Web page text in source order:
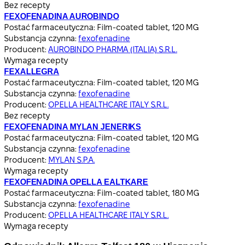
Bez recepty
FEXOFENADINA AUROBINDO
Postać farmaceutyczna: Film-coated tablet, 120 MG
Substancja czynna:fexofenadine
Producent: AUROBINDO PHARMA (ITALIA) S.R.L.
Wymaga recepty
FEXALLEGRA
Postać farmaceutyczna: Film-coated tablet, 120 MG
Substancja czynna:fexofenadine
Producent: OPELLA HEALTHCARE ITALY S.R.L.
Bez recepty
FEXOFENADINA MYLAN JENERIKS
Postać farmaceutyczna: Film-coated tablet, 120 MG
Substancja czynna:fexofenadine
Producent: MYLAN S.P.A.
Wymaga recepty
FEXOFENADINA OPELLA EALTKARE
Postać farmaceutyczna: Film-coated tablet, 180 MG
Substancja czynna:fexofenadine
Producent: OPELLA HEALTHCARE ITALY S.R.L.
Wymaga recepty